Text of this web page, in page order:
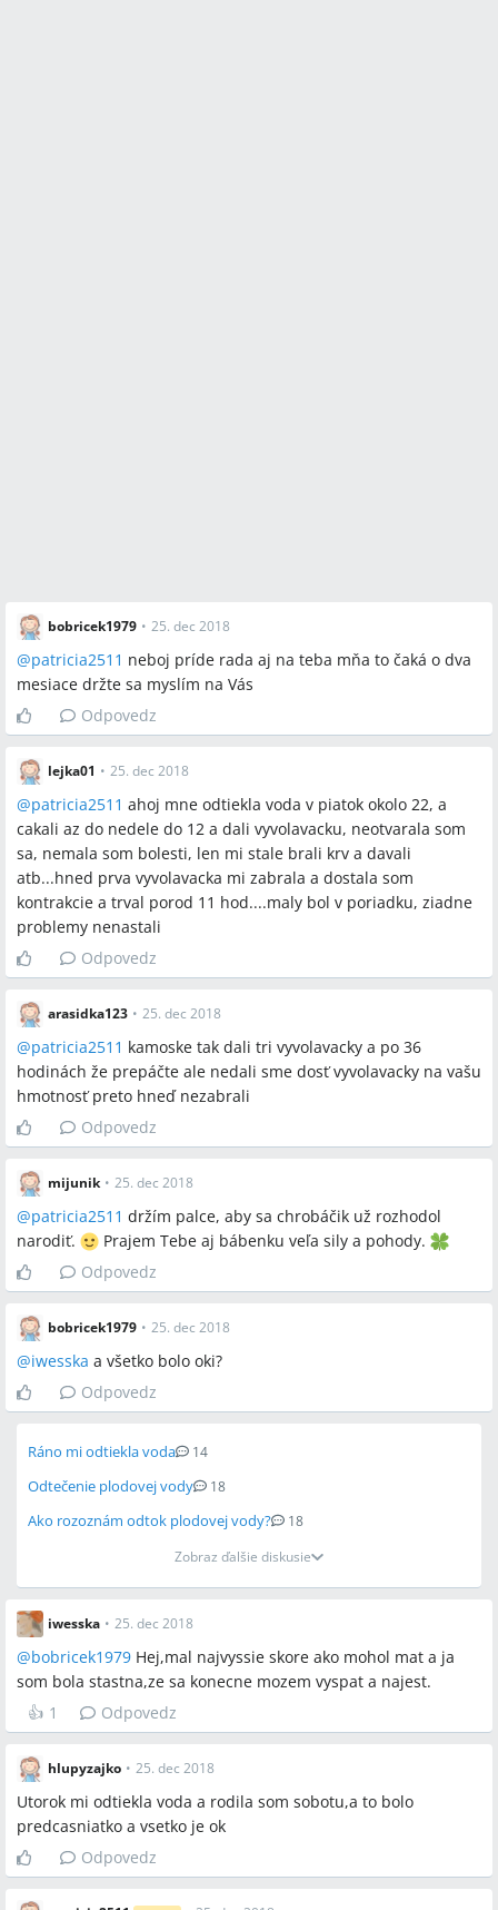
bobricek1979 • 25. dec 2018
@patricia2511 neboj príde rada aj na teba mňa to čaká o dva
mesiace držte sa myslím na Vás
Odpovedz
lejka01 • 25. dec 2018
@patricia2511 ahoj mne odtiekla voda v piatok okolo 22, a
cakali az do nedele do 12 a dali vyvolavacku, neotvarala som
sa, nemala som bolesti, len mi stale brali krv a davali
atb...hned prva vyvolavacka mi zabrala a dostala som
kontrakcie a trval porod 11 hod....maly bol v poriadku, ziadne
problemy nenastali
Odpovedz
arasidka123 • 25. dec 2018
@patricia2511 kamoske tak dali tri vyvolavacky a po 36
hodinách že prepáčte ale nedali sme dosť vyvolavacky na vašu
hmotnosť preto hneď nezabrali
Odpovedz
mijunik • 25. dec 2018
@patricia2511 držím palce, aby sa chrobáčik už rozhodol
narodiť.
Prajem Tebe aj bábenku veľa sily a pohody.
Odpovedz
bobricek1979 • 25. dec 2018
@iwesska a všetko bolo oki?
Odpovedz
Ráno mi odtiekla voda 14
Odtečenie plodovej vody 18
Ako rozoznám odtok plodovej vody?
18
Zobraz ďalšie diskusie
iwesska • 25. dec 2018
@bobricek1979 Hej,mal najvyssie skore ako mohol mat a ja
som bola stastna,ze sa konecne mozem vyspat a najest.
👍 1 Odpovedz
hlupyzajko • 25. dec 2018
Utorok mi odtiekla voda a rodila som sobotu,a to bolo
predcasniatko a vsetko je ok
Odpovedz